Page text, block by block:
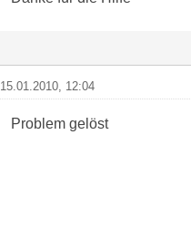
15.01.2010, 12:04
Problem gelöst